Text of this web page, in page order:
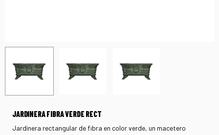
JARDINERA FIBRA VERDE RECT
Jardinera rectangular de fibra en color verde, un macetero